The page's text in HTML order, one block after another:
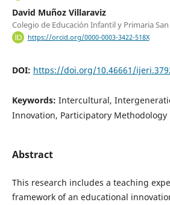
David Muñoz Villaraviz
Colegio de Educación Infantil y Primaria
https://orcid.org/0000-0003-3422-518X
DOI: https://doi.org/10.46661/
Keywords: Intercultural,
Innovation, Participatory Methodology
Abstract
This research includes a teaching
framework of an educational